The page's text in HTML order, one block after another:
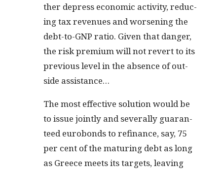
ther depress eco­nom­ic activ­i­ty, reduc­
ing tax rev­enues and wors­en­ing the
debt-to-GNP ratio. Giv­en that dan­ger,
the risk pre­mi­um will not revert to its
pre­vi­ous lev­el in the absence of out­
side assistance…
The most effec­tive solu­tion would be
to issue joint­ly and sev­er­al­ly guar­an­
teed eurobonds to refi­nance, say, 75
per cent of the matur­ing debt as long
as Greece meets its tar­gets, leav­ing